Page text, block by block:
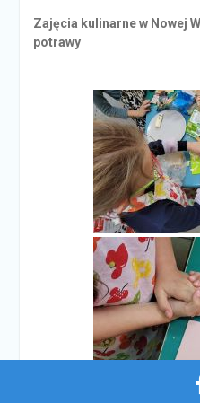
Zajęcia kulinarne w Nowej
potrawy